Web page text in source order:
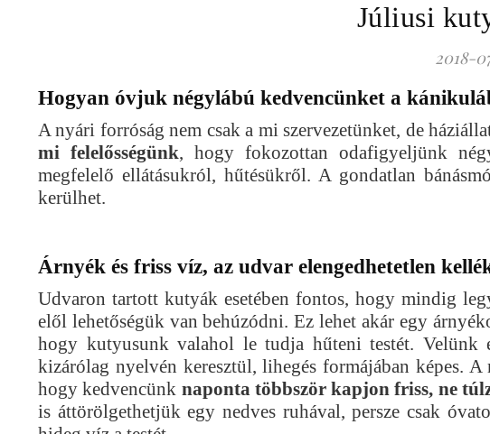
Júliusi
2018-
Hogyan óvjuk négylábú kedvencünket a
A nyári forróság nem csak a mi szervezetünket, de
mi felelősségünk, hogy fokozottan odafigyeljünk
megfelelő ellátásukról, hűtésükről. A gondatlan
kerülhet.
Árnyék és friss víz, az udvar elengedhetetlen
Udvaron tartott kutyák esetében fontos, hogy mindig
elől lehetőségük van behúzódni. Ez lehet akár egy
hogy kutyusunk valahol le tudja hűteni testét. Velünk
kizárólag nyelvén keresztül, lihegés formájában képes.
hogy kedvencünk naponta többször kapjon friss, ne
is áttörölgethetjük egy nedves ruhával, persze csak